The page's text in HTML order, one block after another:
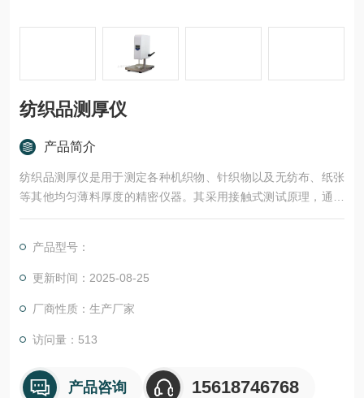
纺织品测厚仪
产品简介
纺织品测厚仪是用于测定各种机织物、针织物以及无纺布、纸张
等其他均匀薄料厚度的精密仪器。其采用接触式测试原理，通过
施加规定压力和规定时间后，测定并记录压脚与参考板间的垂直
点，在纺织行业质量控制、科学研究等领域发挥着重要作用。
产品型号：
更新时间：2025-08-25
厂商性质：生产厂家
访问量：513
产品咨询 15618746768